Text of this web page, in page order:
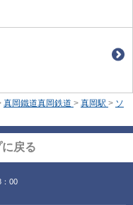
真岡鐵道真岡鉄道 > 真岡駅 > ソ
戻る
00